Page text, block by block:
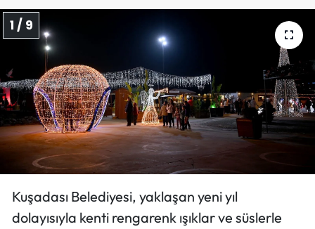
1 / 9
Kuşadası Belediyesi, yaklaşan yeni yıl
dolayısıyla kenti rengarenk ışıklar ve süslerle